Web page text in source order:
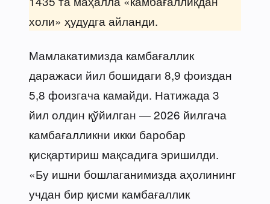
холи» ҳудудга айланди.
Мамлакатимизда камбағаллик
даражаси йил бошидаги 8,9 фоиздан
5,8 фоизгача камайди. Натижада 3
йил олдин қўйилган — 2026 йилгача
камбағалликни икки баробар
қисқартириш мақсадига эришилди.
«Бу ишни бошлаганимизда аҳолининг
учдан бир қисми камбағаллик